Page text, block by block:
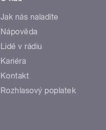
Jak nás naladíte
Nápověda
Lidé v rádiu
Kariéra
Kontakt
Rozhlasový poplatek